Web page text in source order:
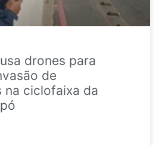
drones para
de
na ciclofaixa da